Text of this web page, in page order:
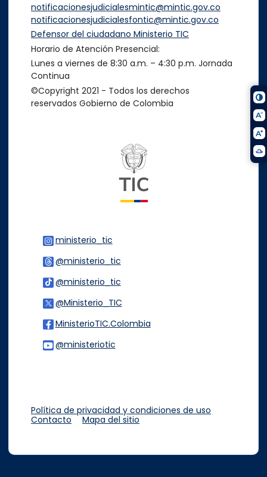
notificacionesjudicialesmintic@mintic.gov.co
notificacionesjudicialesfontic@mintic.gov.co
Defensor del ciudadano Ministerio TIC
Horario de Atención Presencial:
Lunes a viernes de 8:30 a.m. – 4:30 p.m. Jornada
Continua
©Copyright 2021 - Todos los derechos
reservados Gobierno de Colombia
ministerio_tic
@ministerio_tic
@ministerio_tic
@Ministerio_TIC
MinisterioTIC.Colombia
@ministeriotic
Política de privacidad y condiciones de uso
Contacto
Mapa del sitio